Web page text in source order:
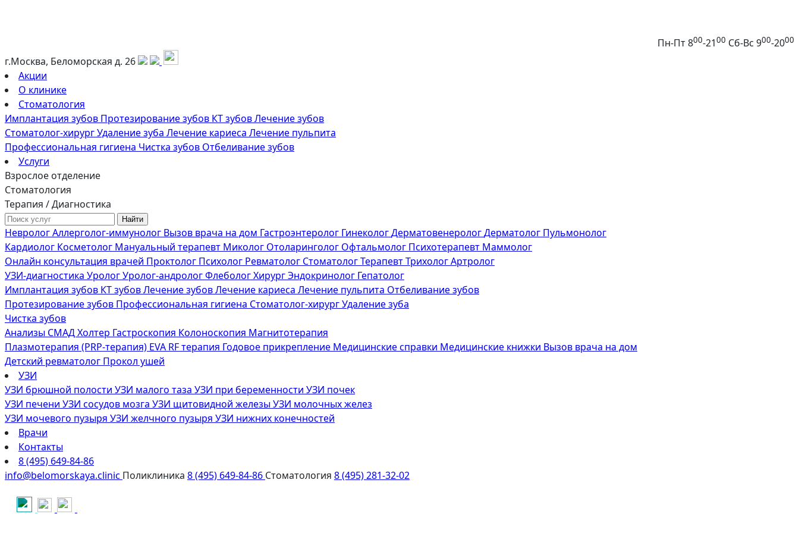
Пн-Пт 800-2100 Сб-Вс 900-2000
г.Москва, Беломорская д. 26
Акции
О клинике
Стоматология
Имплантация зубов Протезирование зубов КТ зубовЛечение зубов
Стоматолог-хирургУдаление зуба Лечение кариеса Лечение пульпита
Профессиональная гигиена Чистка зубов Отбеливание зубов
Услуги
Взрослое отделение
Стоматология
Терапия / Диагностика
НеврологАллерголог-иммунолог Вызов врача на дом Гастроэнтеролог ГинекологДерматовенерологДерматолог Пульмонолог
Кардиолог Косметолог Мануальный терапевт Миколог Отоларинголог Офтальмолог Психотерапевт Маммолог
Онлайн консультация врачей Проктолог Психолог Ревматолог СтоматологТерапевтТрихологАртролог
УЗИ-диагностика УрологУролог-андрологФлебологХирургЭндокринолог Гепатолог
Имплантация зубов КТ зубовЛечение зубовЛечение кариеса Лечение пульпита Отбеливание зубов
Протезирование зубов Профессиональная гигиена Стоматолог-хирургУдаление зуба
Чистка зубов
Анализы СМАДХолтер Гастроскопия Колоноскопия Магнитотерапия
Плазмотерапия (PRP-терапия) EVA RF терапия Годовое прикрепление Медицинские справки Медицинские книжки Вызов врача на дом
Детский ревматолог Прокол ушей
УЗИ
УЗИ брюшной полости УЗИ малого таза УЗИ при беременности УЗИ почек
УЗИ печени УЗИ сосудов мозга УЗИ щитовидной железыУЗИ молочных желез
УЗИ мочевого пузыря УЗИ желчного пузыря УЗИ нижних конечностей
Врачи
Контакты
8 (495) 649-84-86
info@belomorskaya.clinic Поликлиника 8 (495) 649-84-86 Стоматология 8 (495) 281-32-02